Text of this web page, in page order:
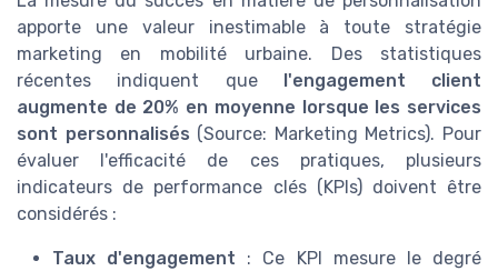
apporte une valeur inestimable à toute stratégie
marketing en mobilité urbaine. Des statistiques
récentes indiquent que l'engagement client
augmente de 20% en moyenne lorsque les services
sont personnalisés (Source: Marketing Metrics). Pour
évaluer l'efficacité de ces pratiques, plusieurs
indicateurs de performance clés (KPIs) doivent être
considérés :
Taux d'engagement : Ce KPI mesure le degré